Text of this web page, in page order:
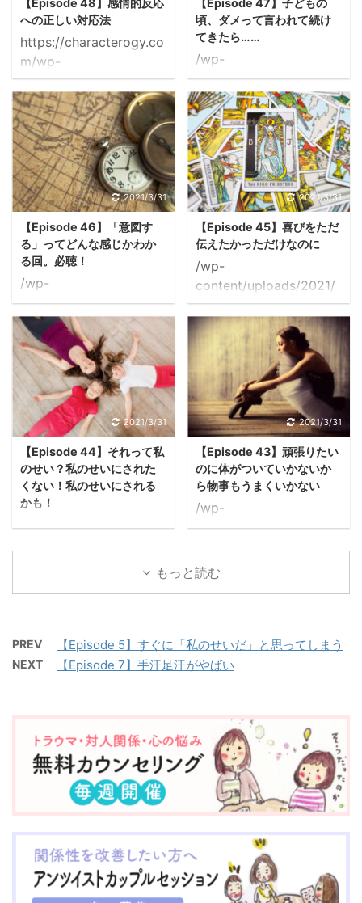
への正しい対応法
https://characterogy.co
m/wp-
content/uploads/2021/
03/48-hitradio.mp3
ゲストはローズさん。 ず
っと抽選に申し込んでく
ださっていて 今回ようや
く当選されたそうです！
相手が離れていくから
私は心を閉ざす という信
念体系を持っていること
が わかったのだが 現実
も本当にその通りなのを
思い出して辛くなってい
るとのこと。 ＊＊＊
「でも、その信念体系を
手放そうとはしていない
ですよね？」 ＊＊ 思い
出して辛く ...
頃、ダメって言われて続け
てきたら……
/wp-
content/uploads/2021/
03/47-hitradio.mp3
ゲストはたぬきさん。
「交渉ができない」がお
悩みとのこと。 ＊＊＊
自分の興味を持ったこと
が 間違ったことのように
思えて 言うと反対される
に決まってると 思い込ん
でしまい、隠れて（笑）
やる。 ＊＊ やってはい
けないと言われているこ
が 気持ち悪い。居心地が
悪い。 でもどうしてもや
りたい。 ここで悩んでぐ
るぐるしている。 ＊ 美
穂子先生の体感的に たぬ
きさん ...
2021/3/31
【Episode 46】「意図す
る」ってどんな感じかわか
る回。必聴！
/wp-
content/uploads/2021/
03/46-hitradio.mp3
美容師をされているさと
まつさんのお悩みは、 予
定がない時間を増やした
いと思って20年。 笑 予
定のない時間を増やした
い。 ＊＊＊ 何がそんな
に忙しいのですか？ とい
う美穂子先生の質問に 美
容師という仕事が好きす
まう……（驚愕 というさ
とまつさん。 ＊＊ 美容
師という職業においては
を持 ...
2021/3/31
【Episode 45】喜びをただ
伝えたかっただけなのに
/wp-
content/uploads/2021/
03/45-hitradio.mp3
ゲストはていこくみんさ
ん。 メールやメッセージ
を送った後に 「ちゃんと
伝わったかな？」 「伝え
たいことがちゃんと書け
ただろうか？」 「私は正
しいことができているだ
ろうか？」 とものすごく
不安になってしまうのが
キツい。 ＊＊＊ ちゃん
ときちんと伝わらなかっ
んですか？ と、美穂子先
生。 ＊＊ その瞬間のイ
2021/3/31
【Episode 44】それって私
のせい？私のせいにされた
くない！私のせいにされる
かも！
/wp-
まきさんのお悩みは、 何
たくない！」 「私のせい
にされるかも！」と 思っ
との関係性はどうでした
か？ ↓ 自分が姉なの
に、 いつも自分が3歳下
の妹の 機嫌を取らないと
いけなかった ＊＊ 大人
になった今も、 表面上は
仲がいいけれど、 いつも
自分が気を使っている。
＊ お母さんと まきさん
と ...
2021/3/31
【Episode 43】頑張りたい
のに体がついていかないか
ら物事もうまくいかない
/wp-
content/uploads/2021/
03/43-hitradio.mp3
ゲストはサニーさん。 頑
る。 ＊＊＊ 毎月毎月そ
んな状態になる。 頑張り
いかない…… ＊＊ おそら
くそれは一つには ホルモ
ンバランスの影響があ
る。 ホルモンバランス
は、 女性の体にも感情に
も 大きな影響を与えてい
る。 ＊ そしてもう一つ
は、若い頃 「頑張ろう」
と思った ...
もっと読む
PREV 【Episode 5】すぐに「私のせいだ」と思ってしまう
NEXT 【Episode 7】手汗足汗がやばい